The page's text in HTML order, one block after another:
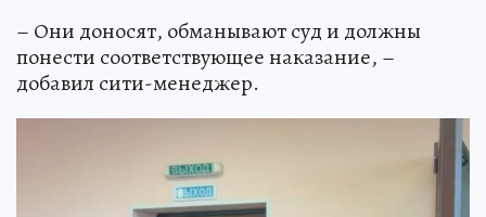
– Они доносят, обманывают суд и должны
понести соответствующее наказание, –
добавил сити-менеджер.